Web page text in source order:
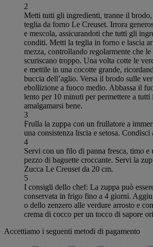
2
Metti tutti gli ingredienti, tranne il brodo,
teglia da forno Le Creuset. Irrora
e mescola, assicurandoti che tutti gli
conditi. Metti la teglia in forno e lascia
mezza, controllando regolarmente che
scuriscano troppo. Una volta cotte le
e mettile in una cocotte grande,
buccia dell’aglio. Versa il brodo sulle
ebollizione a fuoco medio. Abbassa il
lento per 10 minuti per permettere a tutti
amalgamarsi bene.
3
Frulla la zuppa con un frullatore a
una consistenza liscia e setosa. Condisci
4
Servi con un filo di panna fresca, timo e
pezzo di baguette croccante. Servi la
Zucca Le Creuset da 20 cm.
5
I consigli dello chef: La zuppa può
conservata in frigo fino a 4 giorni.
o dello zenzero alle verdure arrosto e
crema di cocco per un tocco di sapore
Accettiamo i seguenti metodi di pagamento